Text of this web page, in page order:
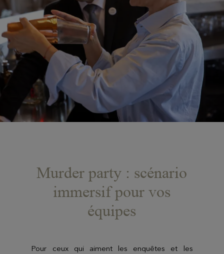
Murder party : scénario
immersif pour vos
équipes
Pour ceux qui aiment les enquêtes et les